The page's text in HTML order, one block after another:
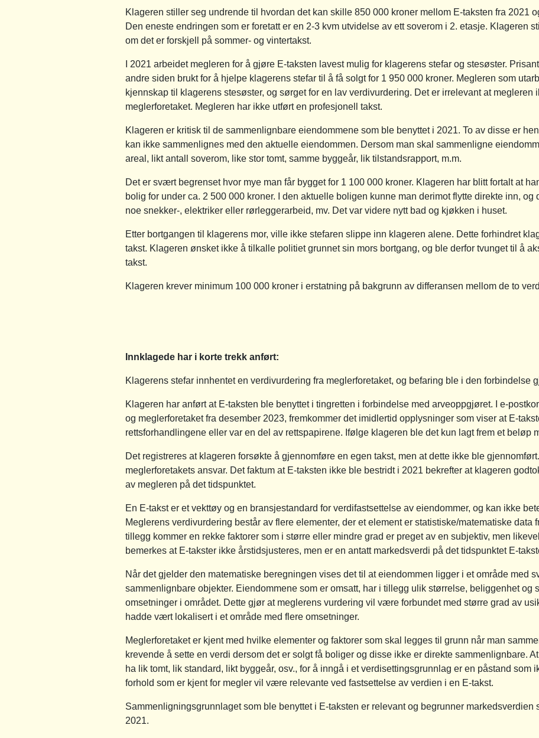
Klageren stiller seg undrende til hvordan det kan skille 850 000 kroner mellom E-taksten fra 2021
Den eneste endringen som er foretatt er en 2-3 kvm utvidelse av ett soverom i 2. etasje. Klageren
om det er forskjell på sommer- og vintertakst.
I 2021 arbeidet megleren for å gjøre E-taksten lavest mulig for klagerens stefar og stesøster.
andre siden brukt for å hjelpe klagerens stefar til å få solgt for 1 950 000 kroner. Megleren som
kjennskap til klagerens stesøster, og sørget for en lav verdivurdering. Det er irrelevant at megleren
meglerforetaket. Megleren har ikke utført en profesjonell takst.
Klageren er kritisk til de sammenlignbare eiendommene som ble benyttet i 2021. To av disse er
kan ikke sammenlignes med den aktuelle eiendommen. Dersom man skal sammenligne
areal, likt antall soverom, like stor tomt, samme byggeår, lik tilstandsrapport, m.m.
Det er svært begrenset hvor mye man får bygget for 1 100 000 kroner. Klageren har blitt fortalt at
bolig for under ca. 2 500 000 kroner. I den aktuelle boligen kunne man derimot flytte direkte inn, og
noe snekker-, elektriker eller rørleggerarbeid, mv. Det var videre nytt bad og kjøkken i huset.
Etter bortgangen til klagerens mor, ville ikke stefaren slippe inn klageren alene. Dette forhindret
takst. Klageren ønsket ikke å tilkalle politiet grunnet sin mors bortgang, og ble derfor tvunget til å
takst.
Klageren krever minimum 100 000 kroner i erstatning på bakgrunn av differansen mellom de to
Innklagede har i korte trekk anført:
Klagerens stefar innhentet en verdivurdering fra meglerforetaket, og befaring ble i den forbindelse
Klageren har anført at E-taksten ble benyttet i tingretten i forbindelse med arveoppgjøret. I e-
og meglerforetaket fra desember 2023, fremkommer det imidlertid opplysninger som viser at E-
rettsforhandlingene eller var en del av rettspapirene. Ifølge klageren ble det kun lagt frem et beløp
Det registreres at klageren forsøkte å gjennomføre en egen takst, men at dette ikke ble
meglerforetakets ansvar. Det faktum at E-taksten ikke ble bestridt i 2021 bekrefter at klageren
av megleren på det tidspunktet.
En E-takst er et vekttøy og en bransjestandard for verdifastsettelse av eiendommer, og kan ikke
Meglerens verdivurdering består av flere elementer, der et element er statistiske/matematiske data
tillegg kommer en rekke faktorer som i større eller mindre grad er preget av en subjektiv, men
bemerkes at E-takster ikke årstidsjusteres, men er en antatt markedsverdi på det tidspunktet E-
Når det gjelder den matematiske beregningen vises det til at eiendommen ligger i et område med
sammenlignbare objekter. Eiendommene som er omsatt, har i tillegg ulik størrelse, beliggenhet og
omsetninger i området. Dette gjør at meglerens vurdering vil være forbundet med større grad av
hadde vært lokalisert i et område med flere omsetninger.
Meglerforetaket er kjent med hvilke elementer og faktorer som skal legges til grunn når man
krevende å sette en verdi dersom det er solgt få boliger og disse ikke er direkte sammenlignbare.
ha lik tomt, lik standard, likt byggeår, osv., for å inngå i et verdisettingsgrunnlag er en påstand som
forhold som er kjent for megler vil være relevante ved fastsettelse av verdien i en E-takst.
Sammenligningsgrunnlaget som ble benyttet i E-taksten er relevant og begrunner markedsverdien
2021.